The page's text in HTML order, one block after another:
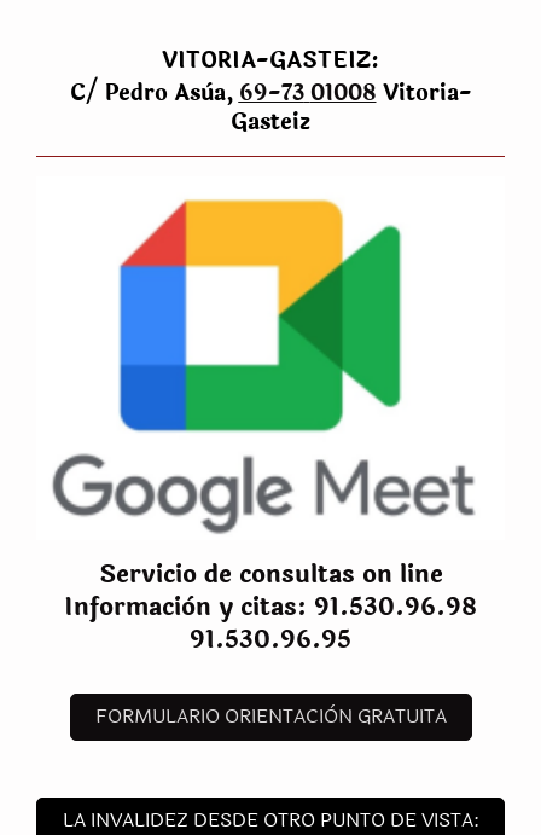
VITORIA-GASTEIZ:
C/ Pedro Asùa,69-7301008Vitoria-
Gasteiz
Servicio de consultas on line
Informaciòn y citas: 91.530.96.98
91.530.96.95
FORMULARIO ORIENTACIÒN GRATUITA
LA INVALIDEZ DESDE OTRO PUNTO DE VISTA: